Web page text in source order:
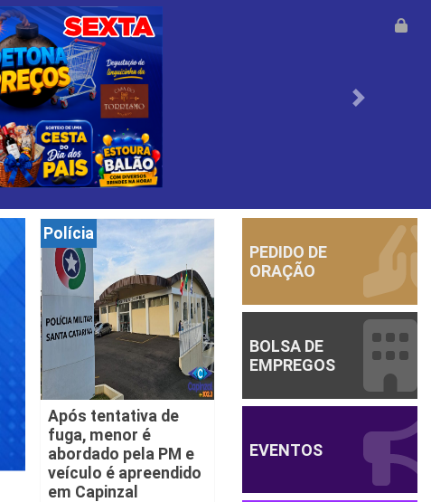
Anterior
Polícia
Após tentativa de
fuga, menor é
abordado pela PM e
veículo é apreendido
em Capinzal
PEDIDO DE
ORAÇÃO
BOLSA DE
EMPREGOS
EVENTOS